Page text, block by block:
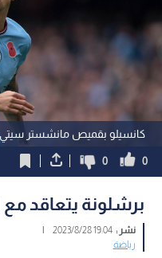
كانسيلو بقميص مانشستر سيتي
0
0
برشلونة يتعاقد مع
نشر :19:04 2023/8/28
|
رياضة